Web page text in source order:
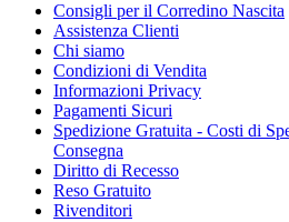
Consigli per il Corredino Nascita
Assistenza Clienti
Chi siamo
Condizioni di Vendita
Informazioni Privacy
Pagamenti Sicuri
Spedizione Gratuita - Costi di
Consegna
Diritto di Recesso
Reso Gratuito
Rivenditori